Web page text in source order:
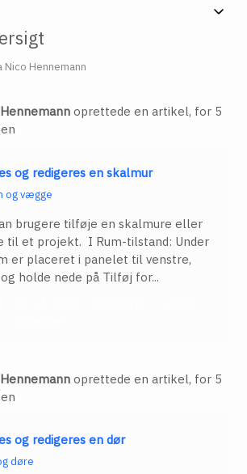
Hennemann
oprettede en artikel, for 5
og redigeres en skalmur
og vægge
brugere tilføje en skalmure eller
til et projekt. I Rum-tilstand: Under
er placeret i panelet til venstre,
holde nede på Tilføj for...
oprettede en artikel, for 5
og redigeres en dør
døre